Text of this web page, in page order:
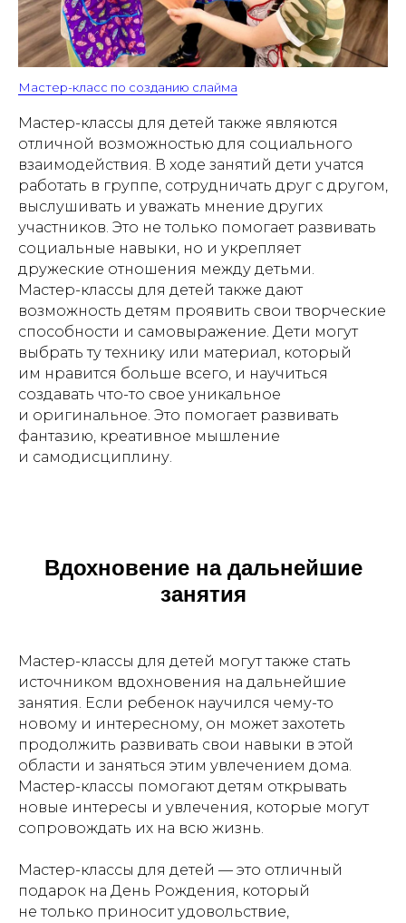
Мастер-класс по созданию слайма
Мастер-классы для детей также являются
отличной возможностью для социального
взаимодействия. В ходе занятий дети учатся
работать в группе, сотрудничать друг с другом,
выслушивать и уважать мнение других
участников. Это не только помогает развивать
социальные навыки, но и укрепляет
дружеские отношения между детьми.
Мастер-классы для детей также дают
возможность детям проявить свои творческие
способности и самовыражение. Дети могут
выбрать ту технику или материал, который
им нравится больше всего, и научиться
создавать что-то свое уникальное
и оригинальное. Это помогает развивать
фантазию, креативное мышление
и самодисциплину.
Вдохновение на дальнейшие
занятия
Мастер-классы для детей могут также стать
источником вдохновения на дальнейшие
занятия. Если ребенок научился чему-то
новому и интересному, он может захотеть
продолжить развивать свои навыки в этой
области и заняться этим увлечением дома.
Мастер-классы помогают детям открывать
новые интересы и увлечения, которые могут
сопровождать их на всю жизнь.
Мастер-классы для детей — это отличный
подарок на День Рождения, который
не только приносит удовольствие,